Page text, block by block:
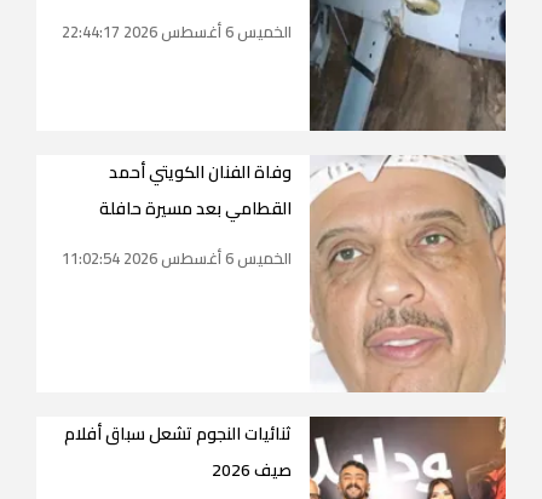
الخميس 6 أغسطس 2026 22:44:17
وفاة الفنان الكويتي أحمد
القطامي بعد مسيرة حافلة
الخميس 6 أغسطس 2026 11:02:54
ثنائيات النجوم تشعل سباق أفلام
صيف 2026